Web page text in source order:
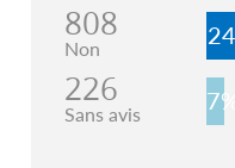
808
Non
226
Sans avis 7%